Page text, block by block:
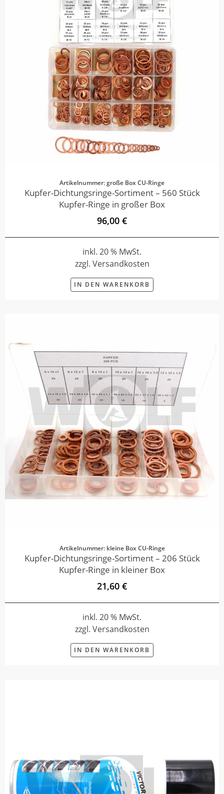
Artikelnummer: große Box CU-Ringe
Kupfer-Dichtungsringe-Sortiment – 560 Stück
Kupfer-Ringe in großer Box
96,00 €
inkl. 20 % MwSt.
zzgl. Versandkosten
IN DEN WARENKORB
Artikelnummer: kleine Box CU-Ringe
Kupfer-Dichtungsringe-Sortiment – 206 Stück
Kupfer-Ringe in kleiner Box
21,60 €
inkl. 20 % MwSt.
zzgl. Versandkosten
IN DEN WARENKORB